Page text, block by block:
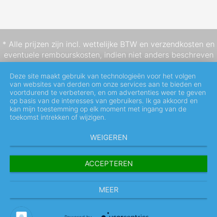
* Alle prijzen zijn incl. wettelijke BTW en verzendkosten en
eventuele rembourskosten, indien niet anders beschreven
Deze site maakt gebruik van technologieën voor het volgen
van websites van derden om onze services aan te bieden en
voortdurend te verbeteren, en om advertenties weer te geven
op basis van de interesses van gebruikers. Ik ga akkoord en
kan mijn toestemming op elk moment met ingang van de
toekomst intrekken of wijzigen.
WEIGEREN
ACCEPTEREN
MEER